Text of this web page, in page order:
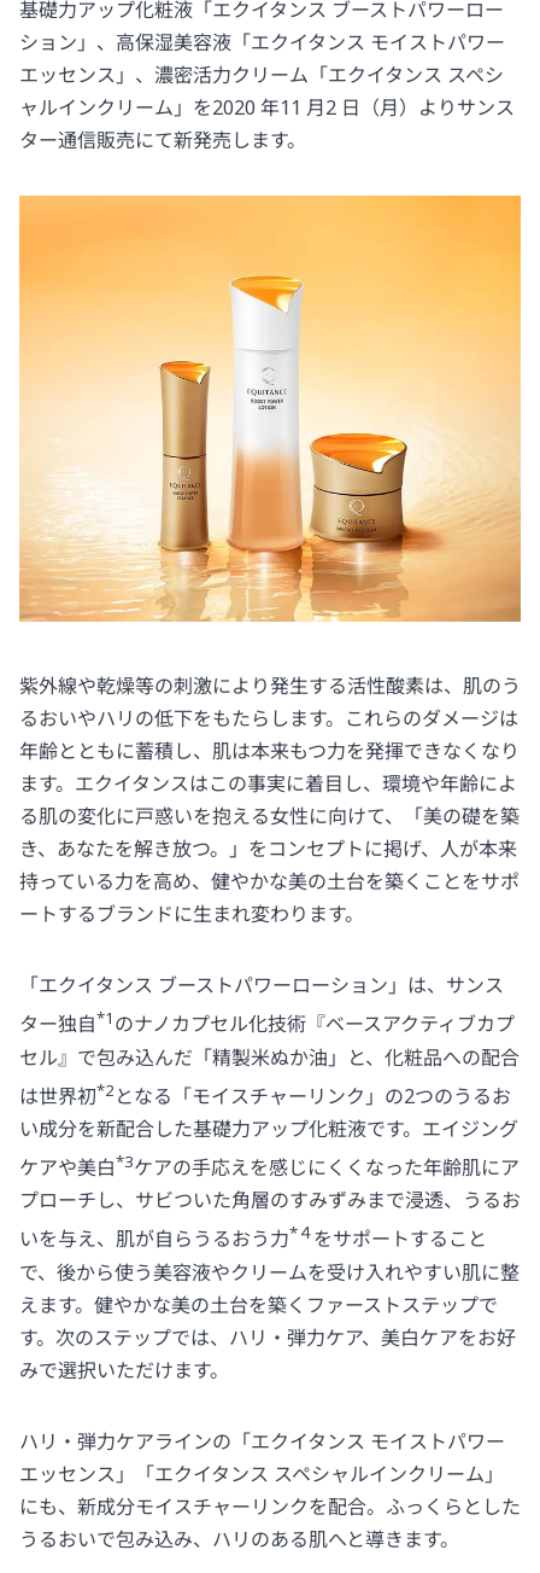
基礎力アップ化粧液「エクイタンス ブーストパワーロー
ション」、高保湿美容液「エクイタンス モイストパワー
エッセンス」、濃密活力クリーム「エクイタンス スペシ
ャルインクリーム」を2020 年11 月2 日（月）よりサンス
ター通信販売にて新発売します。
紫外線や乾燥等の刺激により発生する活性酸素は、肌のう
るおいやハリの低下をもたらします。これらのダメージは
年齢とともに蓄積し、肌は本来もつ力を発揮できなくなり
ます。エクイタンスはこの事実に着目し、環境や年齢によ
る肌の変化に戸惑いを抱える女性に向けて、「美の礎を築
き、あなたを解き放つ。」をコンセプトに掲げ、人が本来
持っている力を高め、健やかな美の土台を築くことをサポ
ートするブランドに生まれ変わります。
「エクイタンス ブーストパワーローション」は、サンス
ター独自*1 のナノカプセル化技術『ベースアクティブカプ
セル』で包み込んだ「精製米ぬか油」と、化粧品への配合
は世界初*2 となる「モイスチャーリンク」の2つのうるお
い成分を新配合した基礎力アップ化粧液です。エイジング
ケアや美白*3ケアの手応えを感じにくくなった年齢肌にア
プローチし、サビついた角層のすみずみまで浸透、うるお
いを与え、肌が自らうるおう力*４をサポートすること
で、後から使う美容液やクリームを受け入れやすい肌に整
えます。健やかな美の土台を築くファーストステップで
す。次のステップでは、ハリ・弾力ケア、美白ケアをお好
みで選択いただけます。
ハリ・弾力ケアラインの「エクイタンス モイストパワー
エッセンス」「エクイタンス スペシャルインクリーム」
にも、新成分モイスチャーリンクを配合。ふっくらとした
うるおいで包み込み、ハリのある肌へと導きます。